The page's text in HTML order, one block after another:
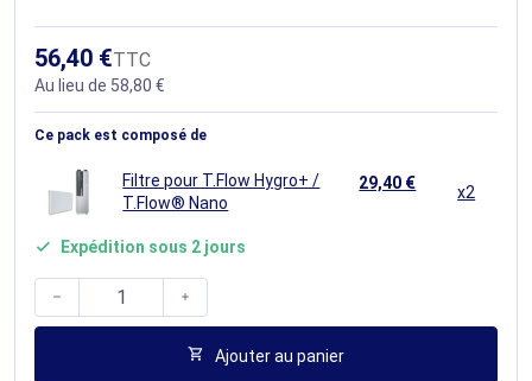
56,40 €TTC
Au lieu de 58,80 €
Ce pack est composé de
Filtre pour T.Flow Hygro+ /
T.Flow® Nano
29,40 € x2
 Expédition sous 2 jours
 
 Ajouter au panier